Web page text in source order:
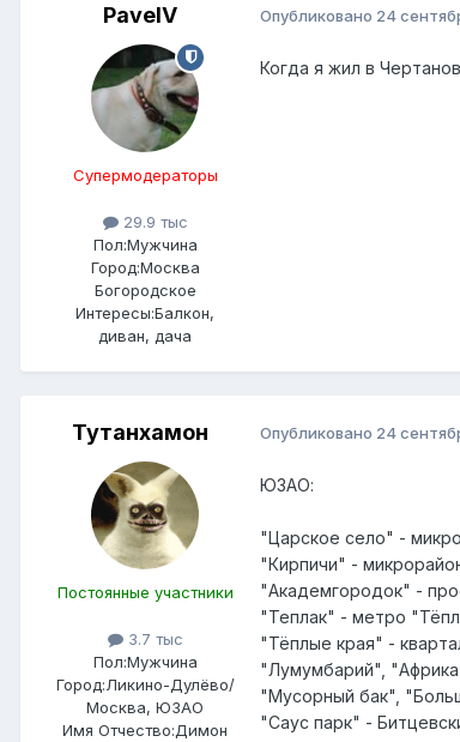
PavelV
Супермодераторы
29.9 тыс
Пол:Мужчина
Город:Москва
Богородское
Интересы:Балкон,
диван, дача
Опубликовано 24
Когда я жил в
Тутанхамон
Постоянные участники
3.7 тыс
Пол:Мужчина
Город:Ликино-Дулёво/
Москва, ЮЗАО
Имя Отчество:Димон
Опубликовано 24
ЮЗАО:
"Царское село" -
"Кирпичи" -
"Академгородок" -
"Теплак" - метро
"Тёплые края" -
"Лумумбарий",
"Мусорный бак",
"Саус парк" -